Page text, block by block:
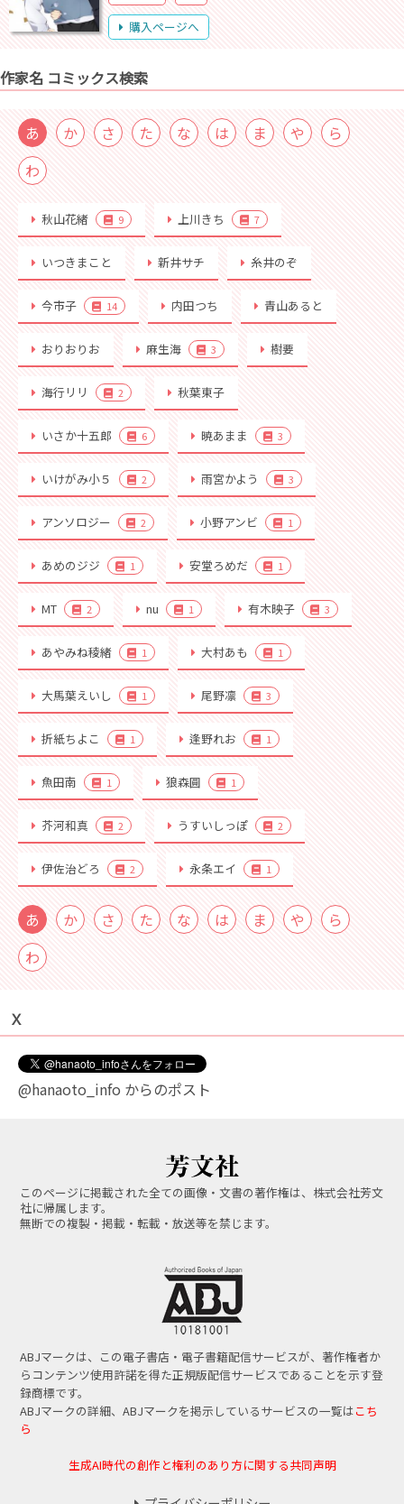
購入ページへ
作家名 コミックス検索
あ か さ た な は ま や
ら
わ
秋山花緒 9 上川きち 7
いつきまこと 新井サチ 糸井のぞ
今市子 14 内田つち 青山あると
おりおりお 麻生海 3 樹要
海行リリ 2 秋葉東子
いさか十五郎 6 暁あまま 3
いけがみ小５ 2 雨宮かよう 3
アンソロジー 2 小野アンビ 1
あめのジジ 1 安堂ろめだ 1
MT 2 nu 1 有木映子 3
あやみね稜緒 1 大村あも 1
大馬葉えいし 1 尾野凛 3
折紙ちよこ 1 逢野れお 1
魚田南 1 狼森圓 1
芥河和真 2 うすいしっぽ 2
伊佐治どろ 2 永条エイ 1
あ か さ た な は ま や
ら
わ
Ｘ
@hanaoto_info からのポスト
このページに掲載された全ての画像・文書の著作権は、株式会社芳文
社に帰属します。
無断での複製・掲載・転載・放送等を禁じます。
ABJマークは、この電子書店・電子書籍配信サービスが、著作権者か
らコンテンツ使用許諾を得た正規版配信サービスであることを示す登
録商標です。
ABJマークの詳細、ABJマークを掲示しているサービスの一覧はこち
ら
生成AI時代の創作と権利のあり方に関する共同声明